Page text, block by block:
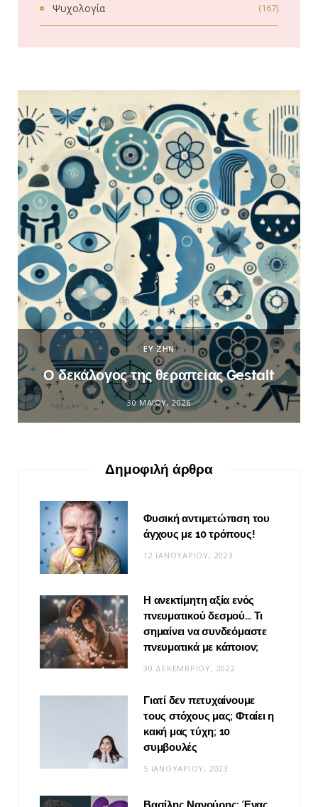
Ψυχολογία (167)
ΕΥ ΖΗΝ
Ο δεκάλογος της θεραπείας Gestalt
30 ΜΑΪ́ΟΥ, 2026
Δημοφιλή άρθρα
Φυσική αντιμετώπιση του
άγχους με 10 τρόπους!
12 ΙΑΝΟΥΑΡΊΟΥ, 2023
Η ανεκτίμητη αξία ενός
πνευματικού δεσμού… Τι
σημαίνει να συνδεόμαστε
πνευματικά με κάποιον;
30 ΔΕΚΕΜΒΡΊΟΥ, 2022
Γιατί δεν πετυχαίνουμε
τους στόχους μας; Φταίει η
κακή μας τύχη; 10
συμβουλές
5 ΙΑΝΟΥΑΡΊΟΥ, 2023